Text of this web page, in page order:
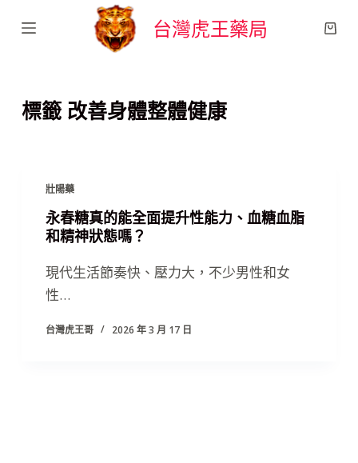
跳
內
台灣虎王藥局
標籤改善身體整體健康
壯陽藥
永春糖真的能全面提升性能力、血糖血脂
和精神狀態嗎？
現代生活節奏快、壓力大，不少男性和女
性…
台灣虎王哥 2026 年 3 月 17 日